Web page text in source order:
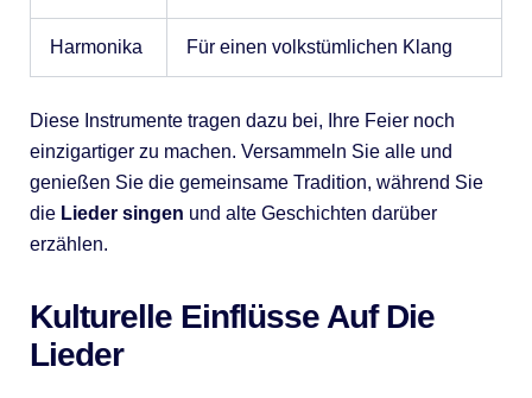
Harmonika Für einen volkstümlichen Klang
Diese Instrumente tragen dazu bei, Ihre Feier noch
einzigartiger zu machen. Versammeln Sie alle und
genießen Sie die gemeinsame Tradition, während Sie
die Lieder singen und alte Geschichten darüber
erzählen.
Kulturelle Einflüsse Auf Die
Lieder